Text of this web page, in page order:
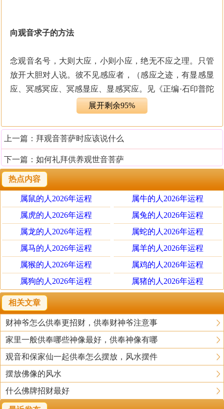
向观音求子的方法
念观音名号，大则大应，小则小应，绝无不应之理。只管
放开大胆对人说。彼不见感应者，（感应之迹，有显感显
应、冥感冥应、冥感显应、显感冥应。见《正编·石印普陀
山志序》。）亦未尝无感应也。
礼念观世音菩萨“求子”疏文
伏以观音大士，誓愿洪深，法界有情，等蒙摄受。善根未
种未熟未脱者，令其即种即熟即脱。应以何身得度者，即
现何身而为说法。良由大士无心，以众生之心为心；大士
无念，以众生之念为念。故得慈起无缘，悲运同体。如皜
月之普印千江，若阳春之遍育万卉。遍尘刹感，无求不
遂，有愿皆从也。
弟子某某同室人某某痛世道之危岌，愍人心之陷溺，愈趋
愈下，了无底止。仰冀大士赐我福德智慧之子，以期将来
穷则独善，以倡导于一乡；达则兼善，挽狂澜于既倒。
特立三约，以为先容：
一、保身节欲；二、敦伦积德；三、胎幼善教。
勉行此三，以期无负大士之洪慈也。又祈四海内外，一切
同人，咸息恶心，咸发善念；咸生福德智慧之子，咸体普
覆并载之仁。视邻邦如手足，以天下为一家。互相维持，
不相侵暴。以期上慰干父坤母之洪恩，下符与天地并称三
才之人名。转大乱为大治，普天同庆；畅佛化于两间，万
国咸宁。
展开剩余95%
上一篇： 拜观音菩萨时应该说什么
下一篇： 如何礼拜供养观世音菩萨
热点内容
属鼠的人2026年运程
属牛的人2026年运程
属虎的人2026年运程
属兔的人2026年运程
属龙的人2026年运程
属蛇的人2026年运程
属马的人2026年运程
属羊的人2026年运程
属猴的人2026年运程
属鸡的人2026年运程
属狗的人2026年运程
属猪的人2026年运程
相关文章
财神爷怎么供奉更招财，供奉财神爷注意事
家里一般供奉哪些神像最好，供奉神像有哪
观音和保家仙一起供奉怎么摆放，风水摆件
摆放佛像的风水
什么佛牌招财最好